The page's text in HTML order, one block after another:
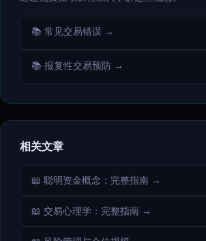
📚 常见交易错误 →
📚 报复性交易预防 →
相关文章
📖 聪明资金概念：完整指南 →
📖 交易心理学：完整指南 →